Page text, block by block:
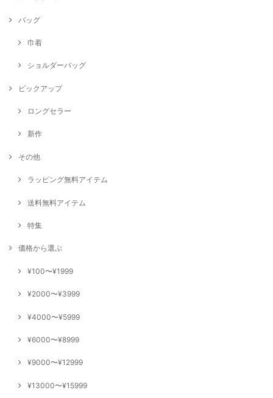
バッグ
巾着
ショルダーバッグ
ピックアップ
ロングセラー
新作
その他
ラッピング無料アイテム
送料無料アイテム
特集
価格から選ぶ
¥100〜¥1999
¥2000〜¥3999
¥4000〜¥5999
¥6000〜¥8999
¥9000〜¥12999
¥13000〜¥15999